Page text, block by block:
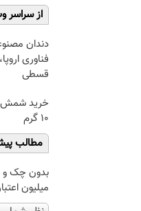
از سراسر
دندان
فناوری
قسطی
۱۰ گرم
مطالب
میلیون